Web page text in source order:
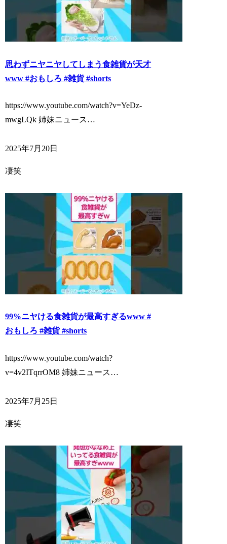
思わずニヤニヤしてしまう食雑貨が天才
www #おもしろ #雑貨 #shorts
https://www.youtube.com/watch?v=YeDz-
mwgLQk 姉妹ニュース…
2025年7月20日
凄笑
99%ニヤける食雑貨が最高すぎるwww #
おもしろ #雑貨 #shorts
https://www.youtube.com/watch?
v=4v2ITqrrOM8 姉妹ニュース…
2025年7月25日
凄笑